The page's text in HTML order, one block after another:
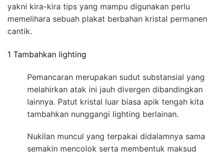
yakni kira-kira tips yang mampu digunakan perlu
memelihara sebuah plakat berbahan kristal permanen
cantik.
1 Tambahkan lighting
Pemancaran merupakan sudut substansial yang
melahirkan atak ini jauh divergen dibandingkan
lainnya. Patut kristal luar biasa apik tengah kita
tambahkan nunggangi lighting berlainan.
Nukilan muncul yang terpakai didalamnya sama
semakin mencolok serta membentuk maksud